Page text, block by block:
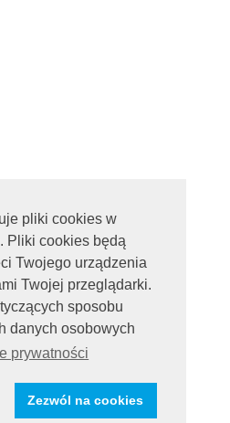
pliki cookies w
Pliki cookies będą
Twojego urządzenia
Twojej przeglądarki.
sposobu
danych osobowych
prywatności
Zezwól na cookies